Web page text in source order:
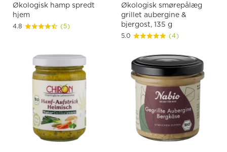
Økologisk hamp spredt
hjem
4.8 (5)
Økologisk smørepålæg
grillet aubergine &
bjergost, 135 g
5.0 (4)